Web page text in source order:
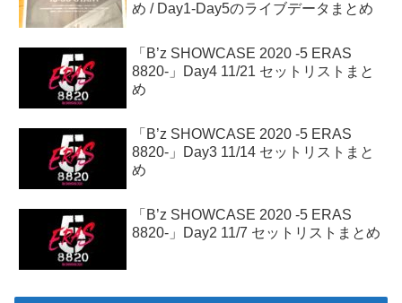
め / Day1-Day5のライブデータまとめ
「B’z SHOWCASE 2020 -5 ERAS
8820-」Day4 11/21 セットリストまと
め
「B’z SHOWCASE 2020 -5 ERAS
8820-」Day3 11/14 セットリストまと
め
「B’z SHOWCASE 2020 -5 ERAS
8820-」Day2 11/7 セットリストまとめ